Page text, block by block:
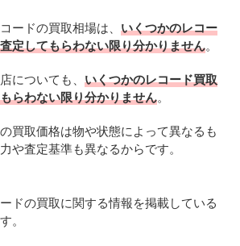
ードの買取相場は、 いくつかのレコー
定してもらわない限り分かりません。
についても、 いくつかのレコード買取
らわない限り分かりません。
買取価格は物や状態によって異なるも
や査定基準も異なるからです。
ドの買取に関する情報を掲載している
。